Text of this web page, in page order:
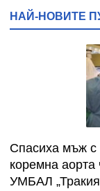
НАЙ-НОВИТЕ
Спасиха мъж с
коремна аорта
УМБАЛ